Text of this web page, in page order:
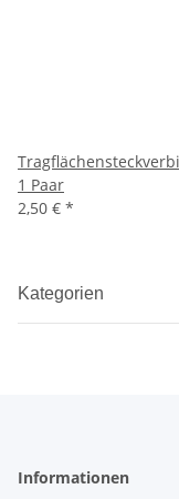
1 Paar
2,50 € *
Kategorien
Informationen